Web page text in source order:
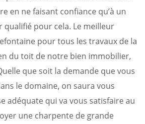
en ne faisant confiance qu’à un
pour cela. Le meilleur
pour tous les travaux de la
du toit de notre bien immobilier,
que soit la demande que vous
le domaine, on saura vous
adéquate qui va vous satisfaire au
une charpente de grande